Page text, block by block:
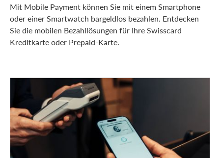
Mit Mobile Payment können Sie mit einem Smartphone
oder einer Smartwatch bargeldlos bezahlen. Entdecken
Sie die mobilen Bezahllösungen für Ihre Swisscard
Kreditkarte oder Prepaid-Karte.